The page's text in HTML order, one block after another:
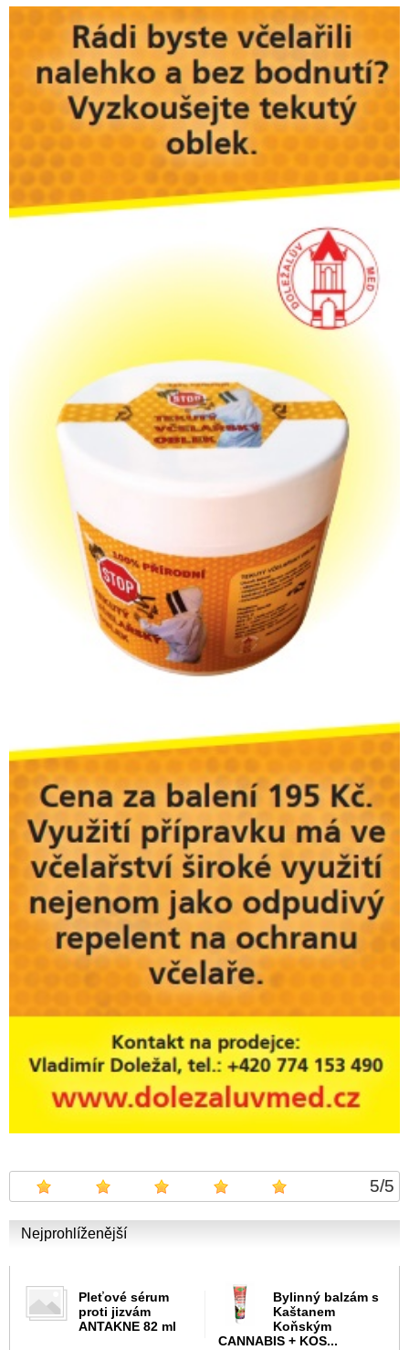
5/5
Nejprohlíženější
Pleťové sérum
proti jizvám
ANTAKNE 82 ml
Bylinný balzám s
Kaštanem
Koňským
CANNABIS + KOS...